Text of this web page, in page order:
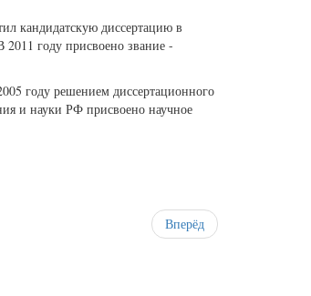
кандидатскую диссертацию в
году присвоено звание -
году решением диссертационного
и науки РФ присвоено научное
Вперёд